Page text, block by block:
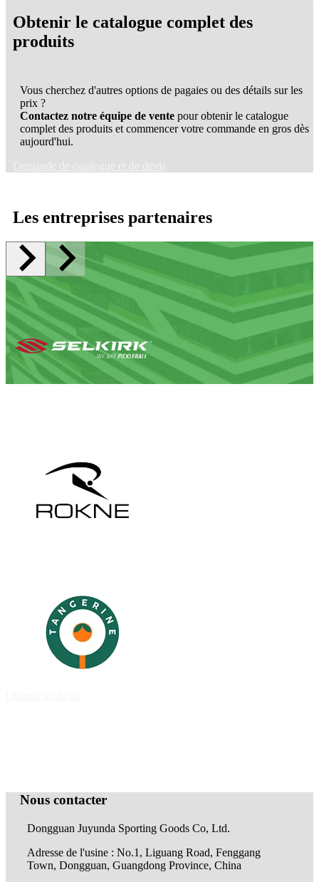
Obtenir le catalogue complet des
produits
Vous cherchez d'autres options de pagaies ou des détails sur les
prix ?
Contactez notre équipe de vente pour obtenir le catalogue
complet des produits et commencer votre commande en gros dès
aujourd'hui.
Les entreprises partenaires
Nous contacter
Dongguan Juyunda Sporting Goods Co, Ltd.
Adresse de l'usine : No.1, Liguang Road, Fenggang
Town, Dongguan, Guangdong Province, China